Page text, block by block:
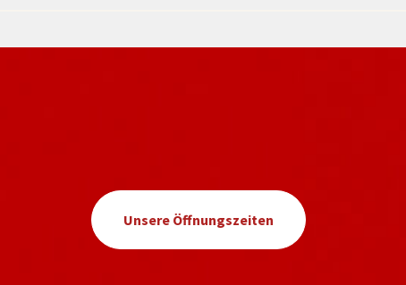
Unsere Öffnungszeiten